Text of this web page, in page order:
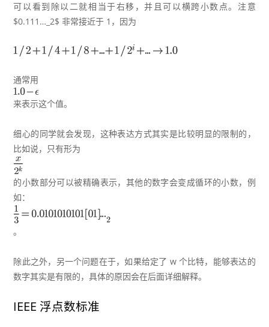
可以看到除以二就相当于右移，并且可以横跨小数点。注意
$0.111…_2$ 非常接近于 1，因为
通常用
来表示这个值。
细心的同学就会发现，这种表达方式其实是比较明显的限制的，
比如说，只有形为
的小数部分可以被精确表示，其他的数字会变成循环的小数，例
如：
。
除此之外，另一个问题在于，如果给定了 w 个比特，能够表达的
数字其实是有限的，具体的原因会在后面详细解释。
IEEE 浮点数标准